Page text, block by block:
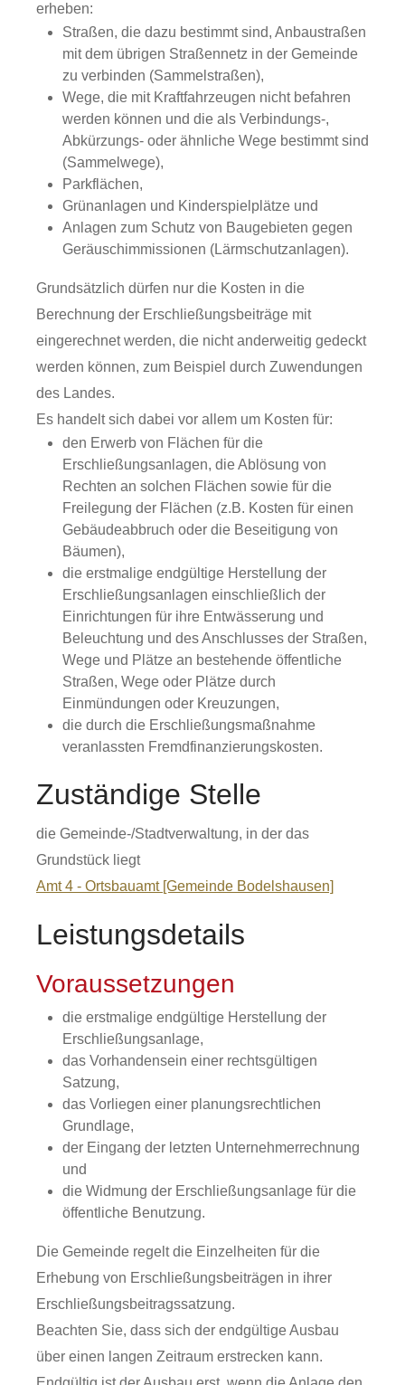
erheben:
Straßen, die dazu bestimmt sind, Anbaustraßen
mit dem übrigen Straßennetz in der Gemeinde
zu verbinden (Sammelstraßen),
Wege, die mit Kraftfahrzeugen nicht befahren
werden können und die als Verbindungs-,
Abkürzungs- oder ähnliche Wege bestimmt sind
(Sammelwege),
Parkflächen,
Grünanlagen und Kinderspielplätze und
Anlagen zum Schutz von Baugebieten gegen
Geräuschimmissionen (Lärmschutzanlagen).
Grundsätzlich dürfen nur die Kosten in die
Berechnung der Erschließungsbeiträge mit
eingerechnet werden, die nicht anderweitig gedeckt
werden können, zum Beispiel durch Zuwendungen
des Landes.
Es handelt sich dabei vor allem um Kosten für:
den Erwerb von Flächen für die
Erschließungsanlagen, die Ablösung von
Rechten an solchen Flächen sowie für die
Freilegung der Flächen (z.B. Kosten für einen
Gebäudeabbruch oder die Beseitigung von
Bäumen),
die erstmalige endgültige Herstellung der
Erschließungsanlagen einschließlich der
Einrichtungen für ihre Entwässerung und
Beleuchtung und des Anschlusses der Straßen,
Wege und Plätze an bestehende öffentliche
Straßen, Wege oder Plätze durch
Einmündungen oder Kreuzungen,
die durch die Erschließungsmaßnahme
veranlassten Fremdfinanzierungskosten.
Zuständige Stelle
die Gemeinde-/Stadtverwaltung, in der das
Grundstück liegt
Amt 4 - Ortsbauamt [Gemeinde Bodelshausen]
Leistungsdetails
Voraussetzungen
die erstmalige endgültige Herstellung der
Erschließungsanlage,
das Vorhandensein einer rechtsgültigen
Satzung,
das Vorliegen einer planungsrechtlichen
Grundlage,
der Eingang der letzten Unternehmerrechnung
und
die Widmung der Erschließungsanlage für die
öffentliche Benutzung.
Die Gemeinde regelt die Einzelheiten für die
Erhebung von Erschließungsbeiträgen in ihrer
Erschließungsbeitragssatzung.
Beachten Sie, dass sich der endgültige Ausbau
über einen langen Zeitraum erstrecken kann.